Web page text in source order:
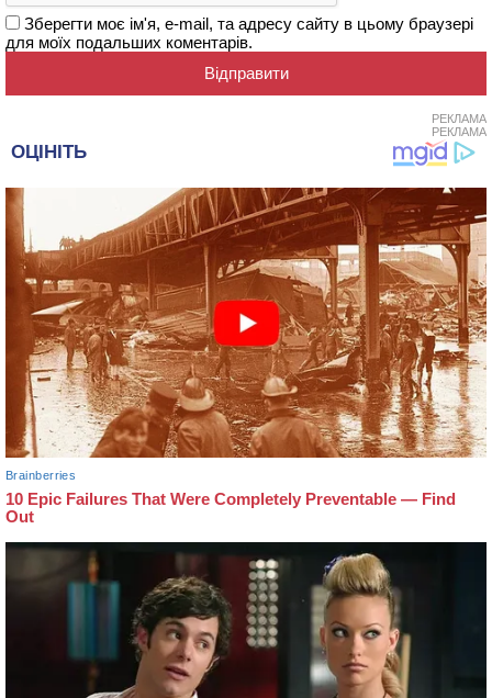
Зберегти моє ім'я, e-mail, та адресу сайту в цьому браузері
для моїх подальших коментарів.
РЕКЛАМА
РЕКЛАМА